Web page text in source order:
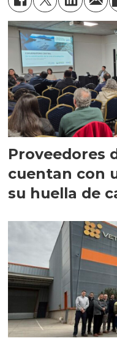
Proveedores
cuentan con
su huella de